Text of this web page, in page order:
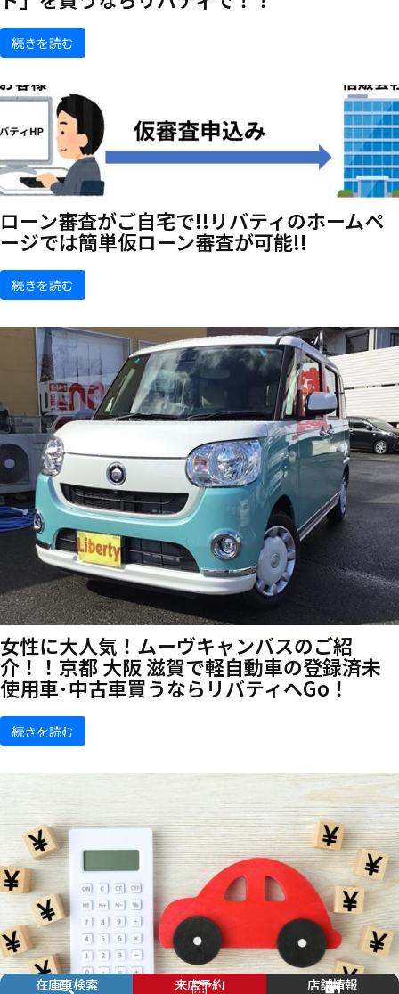
続きを読む
ローン審査がご自宅で!!リバティのホームペ
ージでは簡単仮ローン審査が可能!!
続きを読む
女性に大人気！ムーヴキャンバスのご紹
介！！京都 大阪 滋賀で軽自動車の登録済未
使用車･中古車買うならリバティへGo！
続きを読む
在庫車検索 来店予約 店舗情報